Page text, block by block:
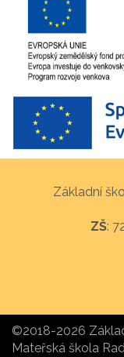
Základní
ZŠ:
©2018-2026
Mateřská škola